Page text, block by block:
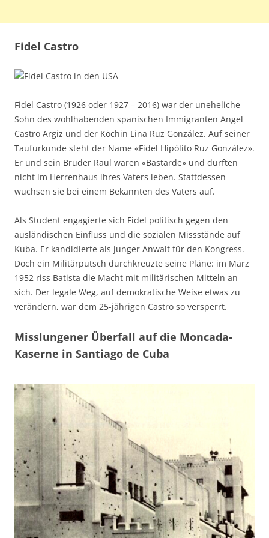
Fidel Castro
Fidel Castro (1926 oder 1927 – 2016) war der uneheliche
Sohn des wohlhabenden spanischen Immigranten Angel
Castro Argiz und der Köchin Lina Ruz González. Auf seiner
Taufurkunde steht der Name «Fidel Hipólito Ruz González».
Er und sein Bruder Raul waren «Bastarde» und durften
nicht im Herrenhaus ihres Vaters leben. Stattdessen
wuchsen sie bei einem Bekannten des Vaters auf.
Als Student engagierte sich Fidel politisch gegen den
ausländischen Einfluss und die sozialen Missstände auf
Kuba. Er kandidierte als junger Anwalt für den Kongress.
Doch ein Militärputsch durchkreuzte seine Pläne: im März
1952 riss Batista die Macht mit militärischen Mitteln an
sich. Der legale Weg, auf demokratische Weise etwas zu
verändern, war dem 25-jährigen Castro so versperrt.
Misslungener Überfall auf die Moncada-
Kaserne in Santiago de Cuba